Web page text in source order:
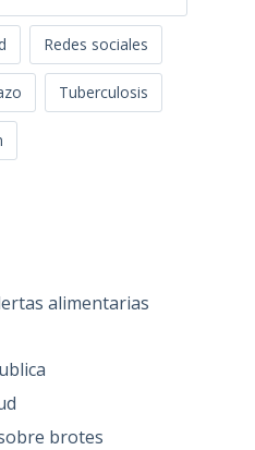
Redes sociales
Tuberculosis
alimentarias
brotes